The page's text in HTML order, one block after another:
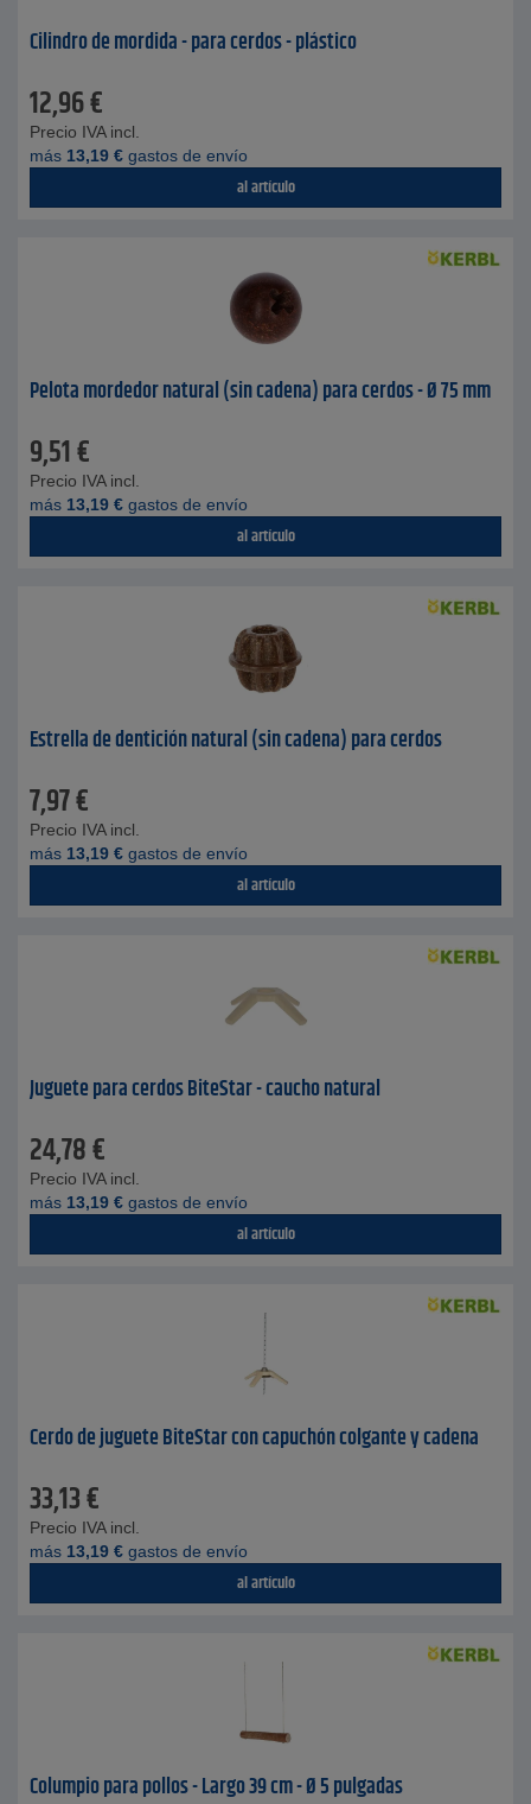
Cilindro de mordida - para cerdos - plástico
12,96€
Precio IVA incl.
más 13,19 € gastos de envío
al artículo
Pelota mordedor natural (sin cadena) para cerdos - Ø 75 mm
9,51€
Precio IVA incl.
más 13,19 € gastos de envío
al artículo
Estrella de dentición natural (sin cadena) para cerdos
7,97€
Precio IVA incl.
más 13,19 € gastos de envío
al artículo
Juguete para cerdos BiteStar - caucho natural
24,78€
Precio IVA incl.
más 13,19 € gastos de envío
al artículo
Cerdo de juguete BiteStar con capuchón colgante y cadena
33,13€
Precio IVA incl.
más 13,19 € gastos de envío
al artículo
Columpio para pollos - Largo 39 cm - Ø 5 pulgadas